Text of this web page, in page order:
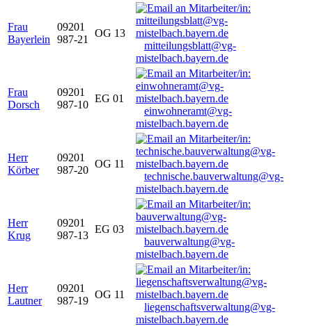
Frau
Bayerlein
09201
987-21
OG 13
mitteilungsblatt@vg-
mistelbach.bayern.de
Frau
Dorsch
09201
987-10
EG 01
einwohneramt@vg-
mistelbach.bayern.de
Herr
Körber
09201
987-20
OG 11
technische.bauverwaltung@vg-
mistelbach.bayern.de
Herr
Krug
09201
987-13
EG 03
bauverwaltung@vg-
mistelbach.bayern.de
Herr
Lautner
09201
987-19
OG 11
liegenschaftsverwaltung@vg-
mistelbach.bayern.de